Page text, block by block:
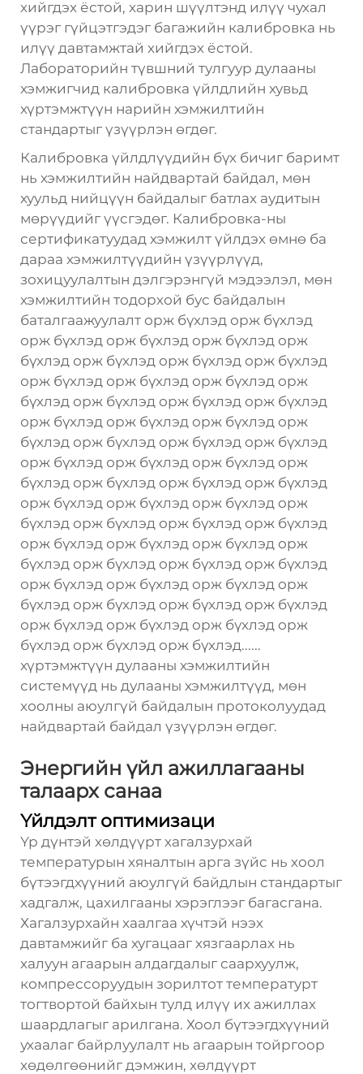
хийгдэх ёстой, харин шүүлтэнд илүү чухал
үүрэг гүйцэтгэдэг багажийн калибровка нь
илүү давтамжтай хийгдэх ёстой.
Лабораторийн түвшний тулгуур дулааны
хэмжигчид калибровка үйлдлийн хувьд
хүртэмжтүүн нарийн хэмжилтийн
стандартыг үзүүрлэн өгдөг.
Калибровка үйлдлүүдийн бүх бичиг баримт
нь хэмжилтийн найдвартай байдал, мөн
хуульд нийцүүн байдалыг батлах аудитын
мөрүүдийг үүсгэдөг. Калибровка-ны
сертификатуудад хэмжилт үйлдэх өмнө ба
дараа хэмжилтүүдийн үзүүрлүүд,
зохицуулалтын дэлгэрэнгүй мэдээлэл, мөн
хэмжилтийн тодорхой бус байдалын
баталгаажуулалт орж бүхлэд орж бүхлэд
орж бүхлэд орж бүхлэд орж бүхлэд орж
бүхлэд орж бүхлэд орж бүхлэд орж бүхлэд
орж бүхлэд орж бүхлэд орж бүхлэд орж
бүхлэд орж бүхлэд орж бүхлэд орж бүхлэд
орж бүхлэд орж бүхлэд орж бүхлэд орж
бүхлэд орж бүхлэд орж бүхлэд орж бүхлэд
орж бүхлэд орж бүхлэд орж бүхлэд орж
бүхлэд орж бүхлэд орж бүхлэд орж бүхлэд
орж бүхлэд орж бүхлэд орж бүхлэд орж
бүхлэд орж бүхлэд орж бүхлэд орж бүхлэд
орж бүхлэд орж бүхлэд орж бүхлэд орж
бүхлэд орж бүхлэд орж бүхлэд орж бүхлэд
орж бүхлэд орж бүхлэд орж бүхлэд орж
бүхлэд орж бүхлэд орж бүхлэд орж бүхлэд
орж бүхлэд орж бүхлэд орж бүхлэд орж
бүхлэд орж бүхлэд орж бүхлэд......
хүртэмжтүүн дулааны хэмжилтийн
системүүд нь дулааны хэмжилтүүд, мөн
хоолны аюулгүй байдалын протоколуудад
найдвартай байдал үзүүрлэн өгдөг.
Энергийн үйл ажиллагааны
талаарх санаа
Үйлдэлт оптимизаци
Үр дүнтэй хөлдүүрт хагалзурхай
температурын хяналтын арга зүйс нь хоол
бүтээгдхүүний аюулгүй байдлын стандартыг
хадгалж, цахилгааны хэрэглээг багасгана.
Хагалзурхайн хаалгаа хүчтэй нээх
давтамжийг ба хугацааг хязгаарлах нь
халуун агаарын алдагдалыг саархуулж,
компрессоруудын зорилтот температурт
тогтвортой байхын тулд илүү их ажиллах
шаардлагыг арилгана. Хоол бүтээгдхүүний
ухаалаг байрлуулалт нь агаарын тойргоор
хөдөлгөөнийг дэмжин, хөлдүүрт